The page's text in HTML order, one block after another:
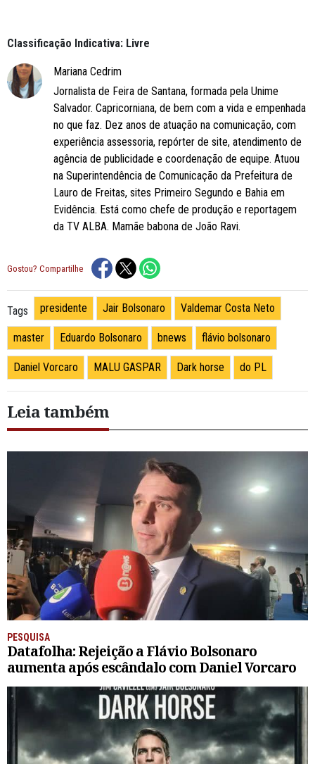
Classificação Indicativa: Livre
Mariana Cedrim
Jornalista de Feira de Santana, formada pela Unime
Salvador. Capricorniana, de bem com a vida e empenhada
no que faz. Dez anos de atuação na comunicação, com
experiência assessoria, repórter de site, atendimento de
agência de publicidade e coordenação de equipe. Atuou
na Superintendência de Comunicação da Prefeitura de
Lauro de Freitas, sites Primeiro Segundo e Bahia em
Evidência. Está como chefe de produção e reportagem
da TV ALBA. Mamãe babona de João Ravi.
Gostou? Compartilhe
Tags presidente Jair Bolsonaro Valdemar Costa Neto
master Eduardo Bolsonaro bnews flávio bolsonaro
Daniel Vorcaro MALU GASPAR Dark horse do PL
Leia também
PESQUISA
Datafolha: Rejeição a Flávio Bolsonaro
aumenta após escândalo com Daniel Vorcaro